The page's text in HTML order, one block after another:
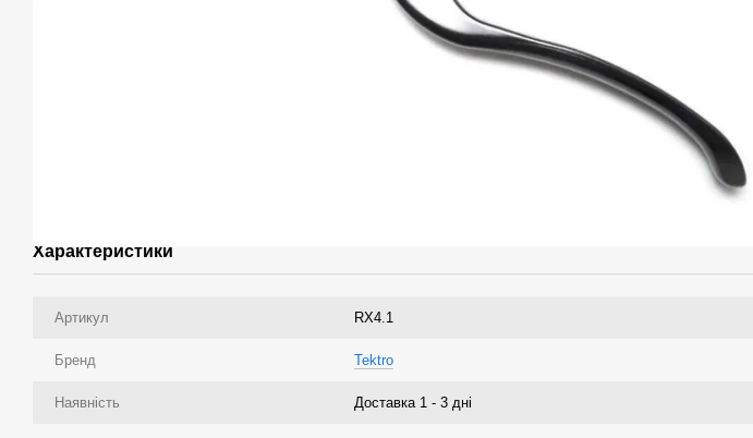
Характеристики
Артикул RX4.1
Бренд Tektro
Наявність Доставка 1 - 3 дні